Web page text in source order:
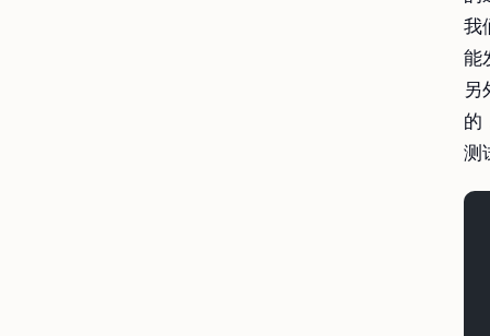
我
能
另
的
测